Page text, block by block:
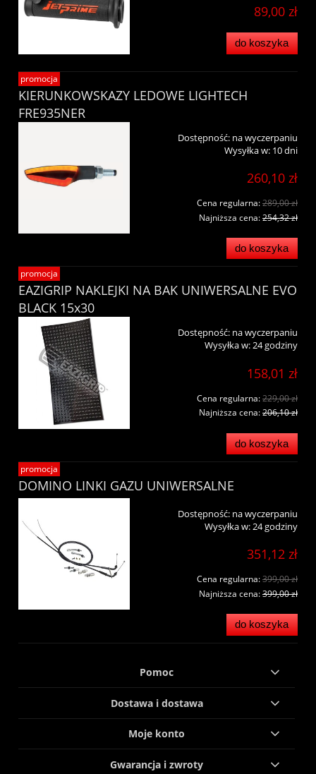
89,00 zł
do koszyka
KIERUNKOWSKAZY LEDOWE LIGHTECH
FRE935NER
Dostępność: na wyczerpaniu
Wysyłka w: 10 dni
260,10 zł
Cena regularna:289,00 zł
Najniższa cena:254,32 zł
do koszyka
promocja
EAZIGRIP NAKLEJKI NA BAK UNIWERSALNE EVO
BLACK 15x30
Dostępność: na wyczerpaniu
Wysyłka w:24 godziny
158,01 zł
Cena regularna:229,00 zł
Najniższa cena:206,10 zł
do koszyka
promocja
DOMINO LINKI GAZU UNIWERSALNE
Dostępność: na wyczerpaniu
Wysyłka w:24 godziny
351,12 zł
Cena regularna:399,00 zł
Najniższa cena:399,00 zł
do koszyka
promocja
Pomoc
Dostawa i dostawa
Moje konto
Gwarancja i zwroty